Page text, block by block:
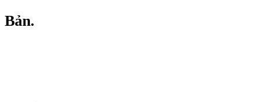
Bản.